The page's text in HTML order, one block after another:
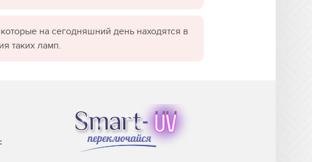
на сегодняшний день находятся в
таких ламп.